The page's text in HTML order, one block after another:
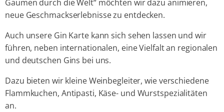
Gaumen durch die Welt“ möchten wir dazu animieren,
neue Geschmackserlebnisse zu entdecken.
Auch unsere Gin Karte kann sich sehen lassen und wir
führen, neben internationalen, eine Vielfalt an regionalen
und deutschen Gins bei uns.
Dazu bieten wir kleine Weinbegleiter, wie verschiedene
Flammkuchen, Antipasti, Käse- und Wurstspezialitäten
an.